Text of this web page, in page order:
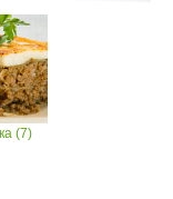
(7)